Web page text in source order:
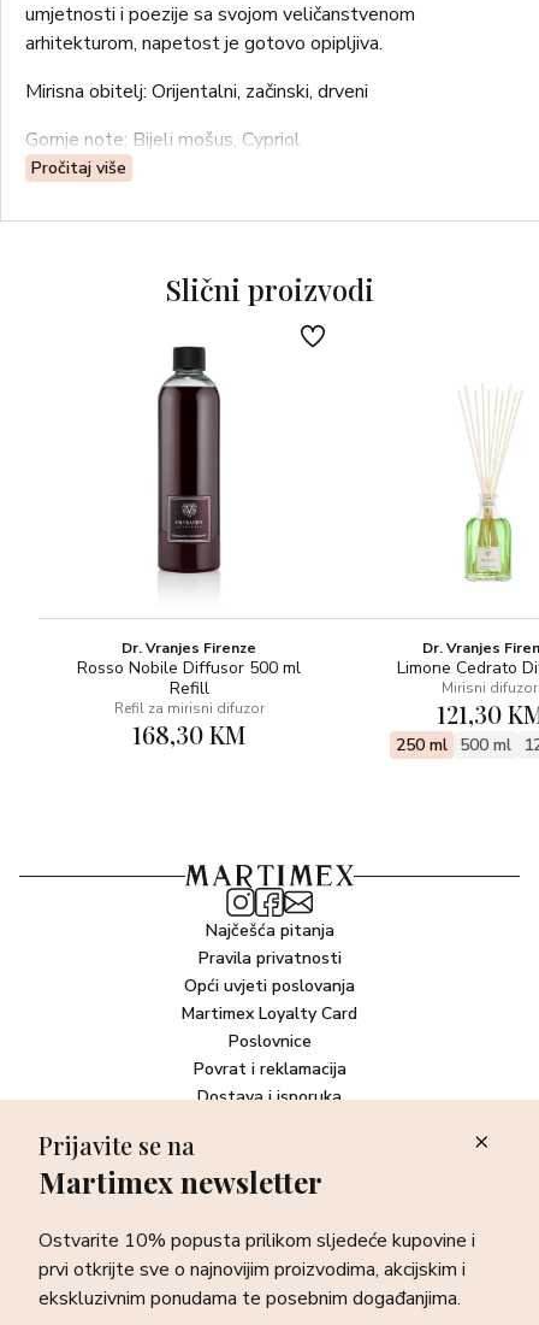
umjetnosti i poezije sa svojom veličanstvenom
arhitekturom, napetost je gotovo opipljiva.
Mirisna obitelj: Orijentalni, začinski, drveni
Gornje note: Bijeli mošus, Cypriol
Note srca: Vanilija, Šafran, Kardamom
Pročitaj više
Slični proizvodi
Dr. Vranjes Firenze
Rosso Nobile Diffusor 500 ml
Refill
Refil za mirisni difuzor
168,30 KM
Dr. Vranjes
Limone Cedrato
Mirisni difuzor
121,30
250 ml 500 ml
Najčešća pitanja
Pravila privatnosti
Opći uvjeti poslovanja
Martimex Loyalty Card
Poslovnice
Povrat i reklamacija
Dostava i isporuka
Newsletter
sve o najnovijim proizvodima, akcijskim i ekskluzivnim
ponudama te posebnim događanjima.
Prijava
Prijavite se na
Martimex newsletter
Ostvarite 10% popusta prilikom sljedeće kupovine i
prvi otkrijte sve o najnovijim proizvodima, akcijskim i
ekskluzivnim ponudama te posebnim događanjima.